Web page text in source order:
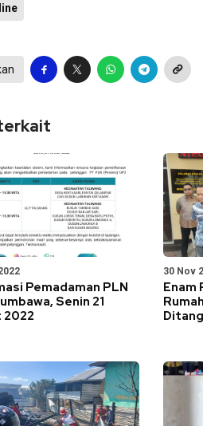
Pemadaman PLN
Senin 21
2022
30 Nov
Enam